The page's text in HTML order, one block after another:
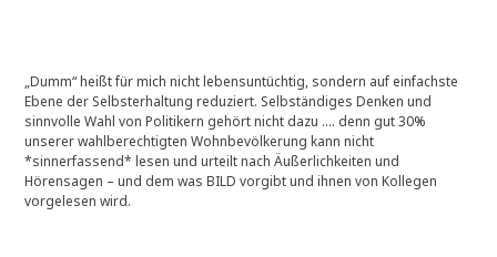
„Dumm“ heißt für mich nicht lebensuntüchtig, sondern auf einfachste
Ebene der Selbsterhaltung reduziert. Selbständiges Denken und
sinnvolle Wahl von Politikern gehört nicht dazu …. denn gut 30%
unserer wahlberechtigten Wohnbevölkerung kann nicht
*sinnerfassend* lesen und urteilt nach Äußerlichkeiten und
Hörensagen – und dem was BILD vorgibt und ihnen von Kollegen
vorgelesen wird.